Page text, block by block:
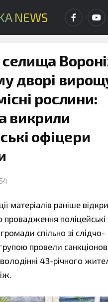
NEWS
дворі
рослини:
викрили
офіцери
матеріалів раніше
провадження поліцейські
спільно зі слідчо-
провели
43-річного